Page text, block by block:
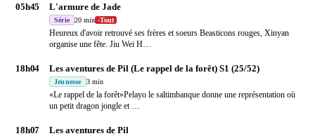
05h45 L'armure de Jade
Série 20 min -Tout
Heureux d'avoir retrouvé ses frères et soeurs Beasticons rouges, Xinyan
organise une fête. Jiu Wei H…
18h04 Les aventures de Pil (Le rappel de la forêt) S1 (25/52)
Jeunesse 3 min
«Le rappel de la forêt»Pelayo le saltimbanque donne une représentation où
un petit dragon jongle et …
18h07 Les aventures de Pil